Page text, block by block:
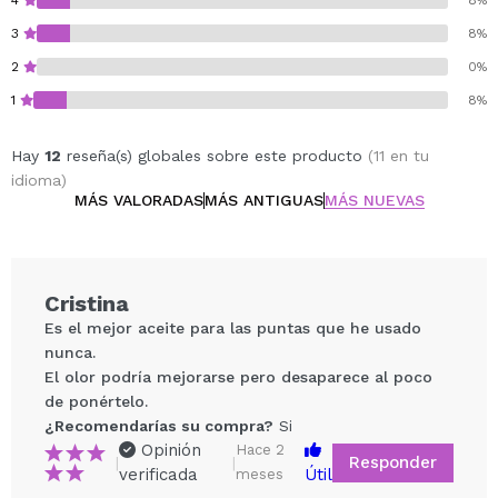
3 8%
2 0%
1 8%
Hay 12 reseña(s) globales sobre este producto (11 en tu
idioma)
MÁS VALORADASMÁS ANTIGUASMÁS NUEVAS
Cristina
Es el mejor aceite para las puntas que he usado
nunca.
El olor podría mejorarse pero desaparece al poco
de ponértelo.
¿Recomendarías su compra? Si
|
Opinión
verificada
|
Hace 2
meses
Útil
Responder